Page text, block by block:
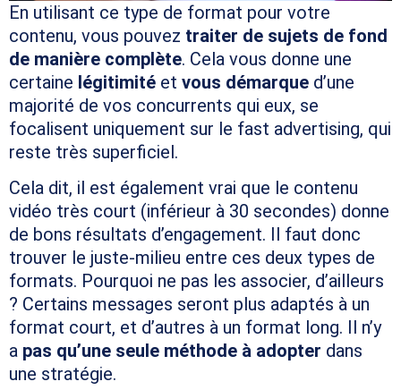
En utilisant ce type de format pour votre
contenu, vous pouvez traiter de sujets de fond
de manière complète. Cela vous donne une
certaine légitimité et vous démarque d’une
majorité de vos concurrents qui eux, se
focalisent uniquement sur le fast advertising, qui
reste très superficiel.
Cela dit, il est également vrai que le contenu
vidéo très court (inférieur à 30 secondes) donne
de bons résultats d’engagement. Il faut donc
trouver le juste-milieu entre ces deux types de
formats. Pourquoi ne pas les associer, d’ailleurs
? Certains messages seront plus adaptés à un
format court, et d’autres à un format long. Il n’y
a pas qu’une seule méthode à adopter dans
une stratégie.